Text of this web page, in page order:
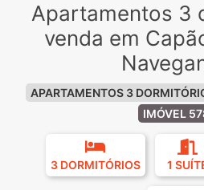
Apartamentos 3
venda em
APARTAMENTOS 3
IMÓVEL
3 DORMITÓRIOS 1